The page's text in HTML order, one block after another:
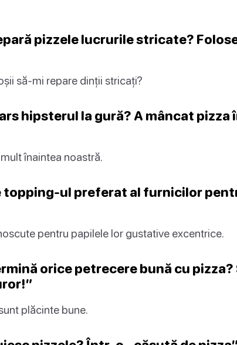
pizzele lucrurile stricate?
să-mi repare dinții stricați?
ars hipsterul la gură? A mâncat pizza
înaintea noastră.
topping-ul preferat al furnicilor
pentru papilele lor gustative excentrice.
orice petrecere bună cu
plăcinte bune.